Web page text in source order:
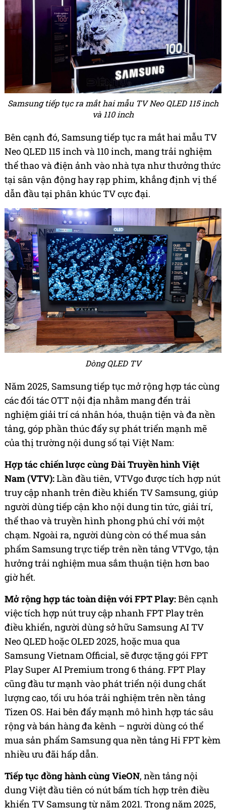
Samsung tiếp tục ra mắt hai mẫu TV Neo QLED 115 inch
và 110 inch
Bên cạnh đó, Samsung tiếp tục ra mắt hai mẫu TV
Neo QLED 115 inch và 110 inch, mang trải nghiệm
thể thao và điện ảnh vào nhà tựa như thưởng thức
tại sân vận động hay rạp phim, khẳng định vị thế
dẫn đầu tại phân khúc TV cực đại.
Dòng QLED TV
Năm 2025, Samsung tiếp tục mở rộng hợp tác cùng
các đối tác OTT nội địa nhằm mang đến trải
nghiệm giải trí cá nhân hóa, thuận tiện và đa nền
tảng, góp phần thúc đẩy sự phát triển mạnh mẽ
của thị trường nội dung số tại Việt Nam:
Hợp tác chiến lược cùng Đài Truyền hình Việt
Nam (VTV):Lần đầu tiên, VTVgo được tích hợp nút
truy cập nhanh trên điều khiển TV Samsung, giúp
người dùng tiếp cận kho nội dung tin tức, giải trí,
thể thao và truyền hình phong phú chỉ với một
chạm. Ngoài ra, người dùng còn có thể mua sản
phẩm Samsung trực tiếp trên nền tảng VTVgo, tận
hưởng trải nghiệm mua sắm thuận tiện hơn bao
giờ hết.
Mở rộng hợp tác toàn diện với FPT Play:Bên cạnh
việc tích hợp nút truy cập nhanh FPT Play trên
điều khiển, người dùng sở hữu Samsung AI TV
Neo QLED hoặc OLED 2025, hoặc mua qua
Samsung Vietnam Official, sẽ được tặng gói FPT
Play Super AI Premium trong 6 tháng. FPT Play
cũng đầu tư mạnh vào phát triển nội dung chất
lượng cao, tối ưu hóa trải nghiệm trên nền tảng
Tizen OS. Hai bên đẩy mạnh mô hình hợp tác sâu
rộng và bán hàng đa kênh – người dùng có thể
mua sản phẩm Samsung qua nền tảng Hi FPT kèm
nhiều ưu đãi hấp dẫn.
Tiếp tục đồng hành cùng VieON, nền tảng nội
dung Việt đầu tiên có nút bấm tích hợp trên điều
khiển TV Samsung từ năm 2021. Trong năm 2025,